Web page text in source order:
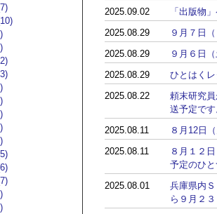
2025.09.02
「出版物
2025.08.29
９月７日
2025.08.29
９月６日
2025.08.29
ひとはく
2025.08.22
頼末研究
送予定で
2025.08.11
８月12日
2025.08.11
８月１２
予定のひ
2025.08.01
兵庫県内
ら９月２